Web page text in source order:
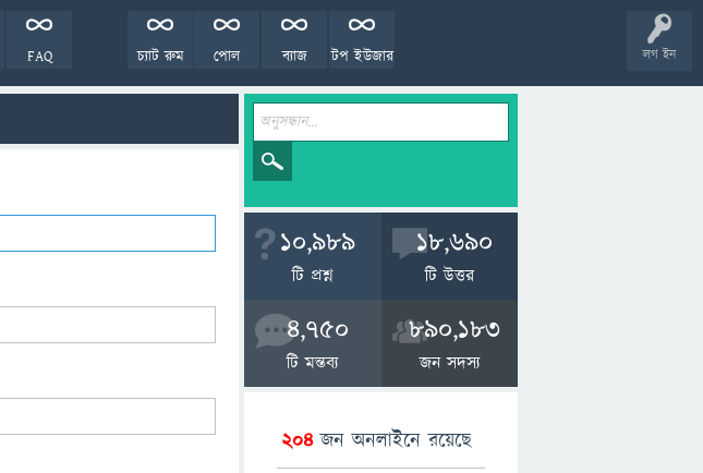
লগ ইন
FAQ টপ ইউজার
ব্যাজ
পোল
চ্যাট রুম
10,989
টি প্রশ্ন
18,690
টি উত্তর
4,750
টি মন্তব্য
890,183
জন সদস্য
204জন অনলাইনে রয়েছে